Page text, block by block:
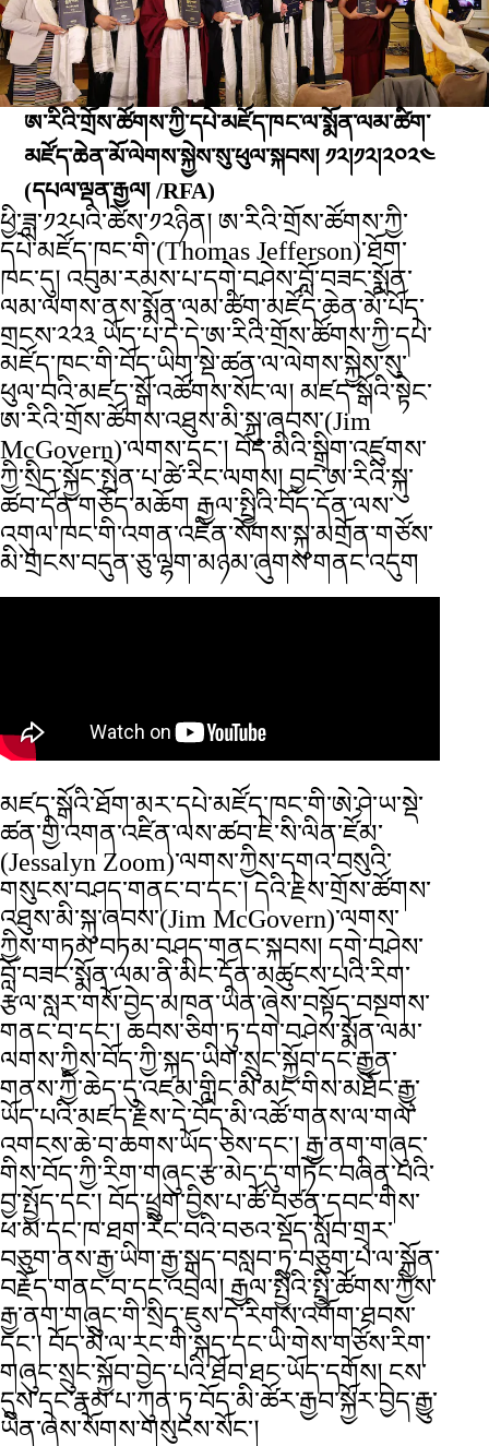
ཨ་རིའི་གྲོས་ཚོགས་ཀྱི་དཔེ་མཛོད་ཁང་ལ་སྨོན་ལམ་ཚིག་
མཛོད་ཆེན་མོ་ལེགས་སྐྱེས་སུ་ཕུལ་སྐབས། ༡༢།༡༢།༢༠༢༤
(དཔལ་ལྡན་རྒྱལ། /RFA)
ཕྱི་ཟླ་༡༢པའི་ཚེས་༡༢ཉིན། ཨ་རིའི་གྲོས་ཚོགས་ཀྱི་
དཔེ་མཛོད་ཁང་གི་(Thomas Jefferson)་ཐོག་
ཁང་དུ། འབུམ་རམས་པ་དགེ་བཤེས་བློ་བཟང་སྨོན་
ལམ་ལགས་ནས་སྨོན་ལམ་ཚིག་མཛོད་ཆེན་མོ་པོད་
གྲངས་༢༢༣ ཡོད་པ་དེ་དེ་ཨ་རིའི་གྲོས་ཚོགས་ཀྱི་དཔེ་
མཛོད་ཁང་གི་བོད་ཡིག་སྡེ་ཚན་ལ་ལེགས་སྐྱེས་སུ་
ཕུལ་བའི་མཛད་སྒོ་འཚོགས་སོང་ལ། མཛད་སྒོའི་སྟེང་
ཨ་རིའི་གྲོས་ཚོགས་འཐུས་མི་སྐུ་ཞབས་(Jim
McGovern)་ལགས་དང་། བོད་མིའི་སྒྲིག་འཛུགས་
ཀྱི་སྲིད་སྐྱོང་སྤེན་པ་ཚེ་རིང་ལགས། བྱང་ཨ་རིའི་སྐུ་
ཚབ་དོན་གཅོད་མཆོག རྒྱལ་སྤྱིའི་བོད་དོན་ལས་
འགུལ་ཁང་གི་འགན་འཛིན་སོགས་སྐུ་མགྲོན་གཙོས་
མི་གྲངས་བདུན་ཅུ་ལྷག་མཉམ་ཞུགས་གནང་འདུག
མཛད་སྒོའི་ཐོག་མར་དཔེ་མཛོད་ཁང་གི་ཨེ་ཤེ་ཡ་སྡེ་
ཚན་གྱི་འགན་འཛིན་ལས་ཚབ་ཇེ་སི་ལིན་ཛོམ་
(Jessalyn Zoom)་ལགས་ཀྱིས་དགའ་བསུའི་
གསུངས་བཤད་གནང་བ་དང་། དེའི་རྗེས་གྲོས་ཚོགས་
འཐུས་མི་སྐུ་ཞབས་(Jim McGovern)་ལགས་
ཀྱིས་གཏམ་བཏམ་བཤད་གནང་སྐབས། དགེ་བཤེས་
བློ་བཟང་སྨོན་ལམ་ནི་མིང་དོན་མཚུངས་པའི་རིག་
རྩལ་སླར་གསོ་བྱེད་མཁན་ཡིན་ཞེས་བསྟོད་བསྔགས་
གནང་བ་དང་། ཆབས་ཅིག་ཏུ་དགེ་བཤེས་སྨོན་ལམ་
ལགས་ཀྱིས་བོད་ཀྱི་སྐད་ཡིག་སྲུང་སྐྱོབ་དང་རྒྱུན་
གནས་ཀྱི་ཆེད་དུ་འཛམ་གླིང་མི་མང་གིས་མཐོང་རྒྱུ་
ཡོད་པའི་མཛད་རྗེས་དེ་བོད་མི་འཚོ་གནས་ལ་གལ་
འགངས་ཆེ་བ་ཆགས་ཡོད་ཅེས་དང་། རྒྱ་ནག་གཞུང་
གིས་བོད་ཀྱི་རིག་གཞུང་རྩ་མེད་དུ་གཏོང་བཞིན་པའི་
བྱ་སྤྱོད་དང་། བོད་ཕྲུག་བྱིས་པ་ཚོ་བཙན་དབང་གིས་
ཕ་མ་དང་ཁ་ཐག་རིང་བའི་བཅའ་སྡོད་སློབ་གྲྭར་
བཅུག་ནས་རྒྱ་ཡིག་རྒྱ་སྐད་བསླབ་ཏུ་བཅུག་པ་ལ་སྐྱོན་
བརྗོད་གནང་བ་དང་འབྲེལ། རྒྱལ་སྤྱིའི་སྤྱི་ཚོགས་ཀྱིས་
རྒྱ་ནག་གཞུང་གི་སྲིད་ཇུས་དེ་རིགས་འགོག་ཐབས་
དང་། བོད་མི་ལ་རང་གི་སྐད་དང་ཡི་གེས་གཙོས་རིག་
གཞུང་སྲུང་སྐྱོབ་བྱེད་པའི་ཐོབ་ཐང་ཡོད་དགོས། ངས་
དུས་དང་རྣམ་པ་ཀུན་ཏུ་བོད་མི་ཚོར་རྒྱབ་སྐྱོར་བྱེད་རྒྱུ་
ཡིན་ཞེས་སོགས་གསུངས་སོང་།